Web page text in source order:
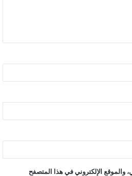
والموقع الإلكتروني في هذا المتصفح